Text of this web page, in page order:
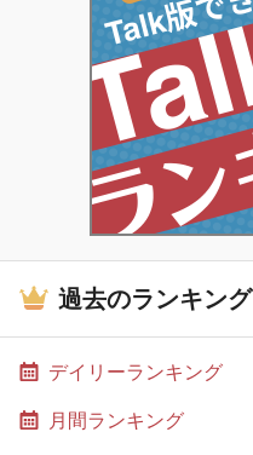
過去のランキング
デイリーランキング
月間ランキング